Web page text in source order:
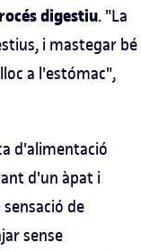
digestiu. "La
i mastegar bé
a l'estómac",
d'alimentació
d'un àpat i
de
sense